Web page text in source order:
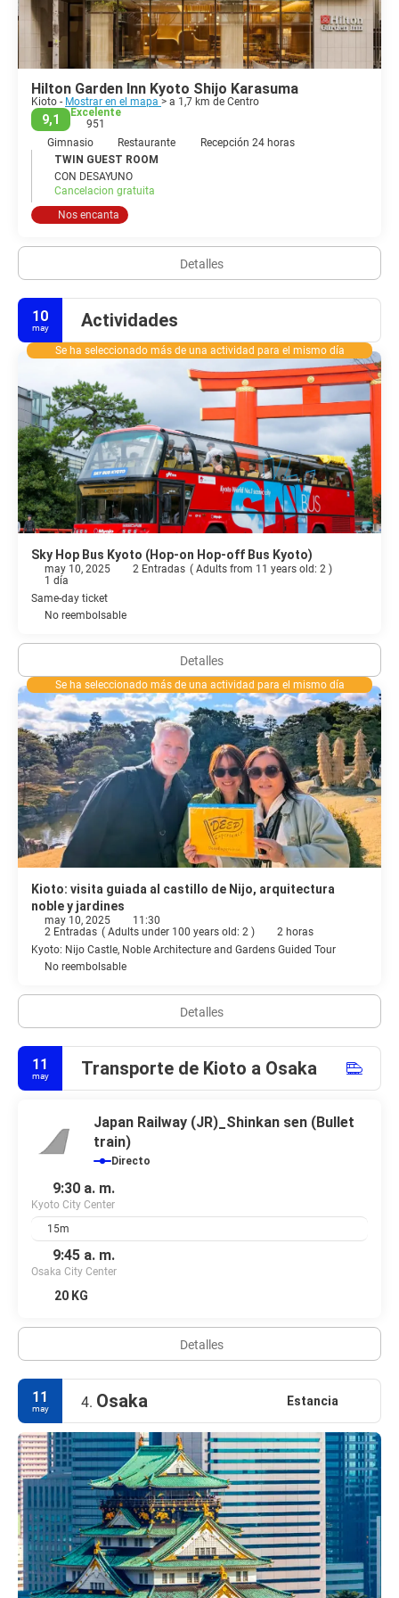
Kioto es una de las mayores ciudades históricas del mundo, llena
de templos, santuarios, casas de té y residencias imperiales. Kioto
es una ciudad llena de cultura y patrimonio y es una obligación
para cualquier persona con un interés en la historia y la cultura
Hilton Garden Inn Kyoto Shijo Karasuma
Kioto - Mostrar en el mapa > a 1,7 km de Centro
9,1
Excelente
951
Gimnasio
Restaurante
Recepción 24 horas
TWIN GUEST ROOM
CON DESAYUNO
Cancelacion gratuita
Nos encanta
Detalles
10
may Actividades
Se ha seleccionado más de una actividad para el mismo día
Sky Hop Bus Kyoto (Hop-on Hop-off Bus Kyoto)
may 10, 2025 2 Entradas ( Adults from 11 years old: 2 )
1 día
Same-day ticket
No reembolsable
Detalles
Se ha seleccionado más de una actividad para el mismo día
Kioto: visita guiada al castillo de Nijo, arquitectura
noble y jardines
may 10, 2025
11:30
2 Entradas ( Adults under 100 years old: 2 )
2 horas
Kyoto: Nijo Castle, Noble Architecture and Gardens Guided Tour
No reembolsable
Detalles
11
may Transporte de Kioto a Osaka
Japan Railway (JR)_Shinkan sen (Bullet
train)
Directo
9:30 a. m.
Kyoto City Center
15m
9:45 a. m.
Osaka City Center
20 KG
Detalles
11
may 4. Osaka Estancia